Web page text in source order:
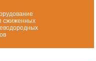
сжиженных